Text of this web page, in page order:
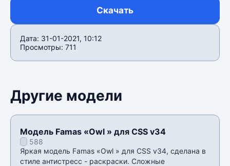
Скачать
Дата: 31-01-2021, 10:12
Просмотры: 711
Другие модели
Модель Famas «Owl » для CSS v34
588
Яркая модель Famas «Owl » для CSS v34, сделана в
стиле антистресс - раскраски. Сложные